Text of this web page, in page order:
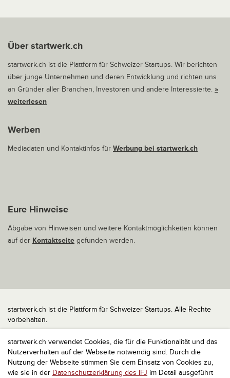
startwerk.ch verwendet Cookies, die für die Funktionalität und das
Nutzerverhalten auf der Webseite notwendig sind. Durch die
Nutzung der Webseite stimmen Sie dem Einsatz von Cookies zu,
wie sie in der Datenschutzerklärung des IFJ im Detail ausgeführt
Über startwerk.ch
startwerk.ch ist die Plattform für Schweizer Startups. Wir berichten
über junge Unternehmen und deren Entwicklung und richten uns
an Gründer aller Branchen, Investoren und andere Interessierte. »
weiterlesen
Werben
Mediadaten und Kontaktinfos für Werbung bei startwerk.ch
Eure Hinweise
Abgabe von Hinweisen und weitere Kontaktmöglichkeiten können
auf der Kontaktseite gefunden werden.
startwerk.ch ist die Plattform für Schweizer Startups. Alle Rechte
vorbehalten.
Impressum
Kontakt
nach oben